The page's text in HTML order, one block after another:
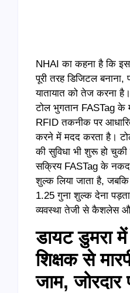
NHAI का कहना है कि
पूरी तरह डिजिटल बनाना,
यातायात को तेज करना
टोल भुगतान FASTag के
RFID तकनीक पर
करने में मदद करता है।
की सुविधा भी शुरू हो
सक्रिय FASTag के नकद
शुल्क लिया जाता है,
1.25 गुना शुल्क देना
व्यवस्था तेजी से कैशलेस
डायट डुमरा
शिक्षक से
जाम, जोरदार